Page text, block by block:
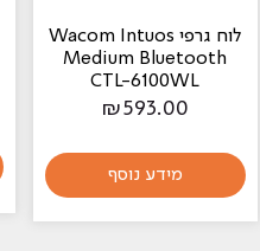
לוח גרפי Wacom Intuos
Medium Bluetooth
CTL-6100WL
₪593.00
מידע נוסף